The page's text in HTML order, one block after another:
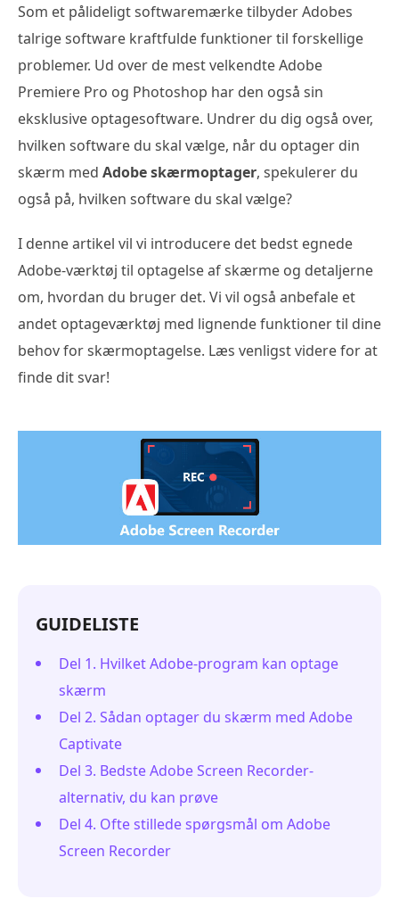
Som et pålideligt softwaremærke tilbyder Adobes
talrige software kraftfulde funktioner til forskellige
problemer. Ud over de mest velkendte Adobe
Premiere Pro og Photoshop har den også sin
eksklusive optagesoftware. Undrer du dig også over,
hvilken software du skal vælge, når du optager din
skærm med Adobe skærmoptager, spekulerer du
også på, hvilken software du skal vælge?
I denne artikel vil vi introducere det bedst egnede
Adobe-værktøj til optagelse af skærme og detaljerne
om, hvordan du bruger det. Vi vil også anbefale et
andet optageværktøj med lignende funktioner til dine
behov for skærmoptagelse. Læs venligst videre for at
finde dit svar!
GUIDELISTE
Del 1. Hvilket Adobe-program kan optage
skærm
Del 2. Sådan optager du skærm med Adobe
Captivate
Del 3. Bedste Adobe Screen Recorder-
alternativ, du kan prøve
Del 4. Ofte stillede spørgsmål om Adobe
Screen Recorder